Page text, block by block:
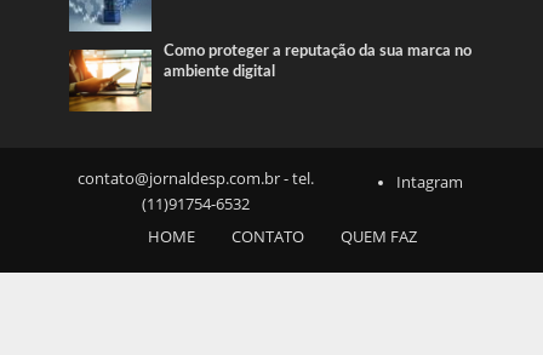
Como proteger a reputação da sua marca no
ambiente digital
contato@jornaldesp.com.br- tel.
(11)91754-6532
Intagram
HOME CONTATO QUEM FAZ